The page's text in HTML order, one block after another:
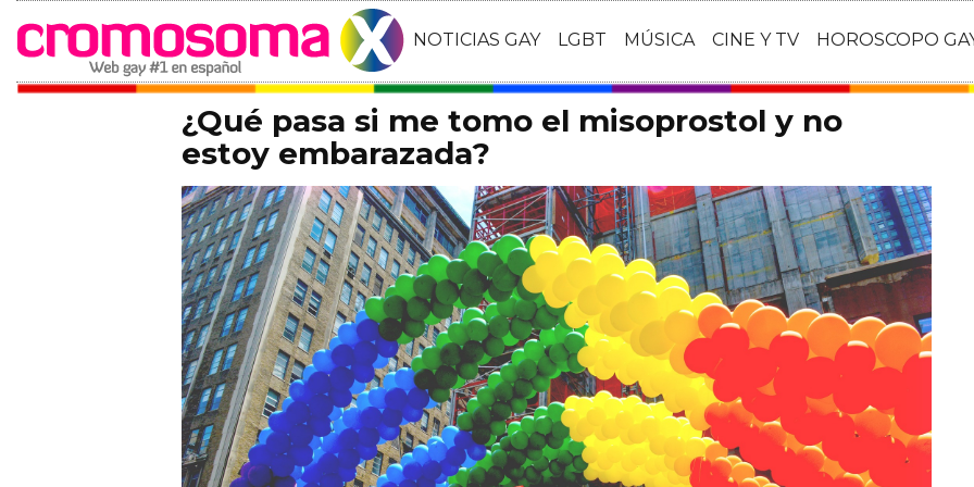
NOTICIAS GAY LGBT MÚSICA CINE Y TV HOROSCOPO
¿Qué pasa si me tomo el misoprostol y no
estoy embarazada?